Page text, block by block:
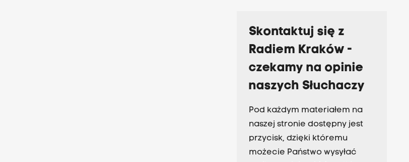
Skontaktuj się z
Radiem Kraków -
czekamy na opinie
naszych Słuchaczy
Pod każdym materiałem na
naszej stronie dostępny jest
przycisk, dzięki któremu
możecie Państwo wysyłać